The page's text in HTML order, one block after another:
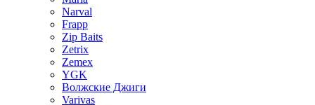
Narval
Frapp
Zip Baits
Zetrix
Zemex
YGK
Волжские Джиги
Varivas